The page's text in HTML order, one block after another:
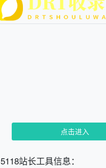
点击进入
5118站长工具信息：